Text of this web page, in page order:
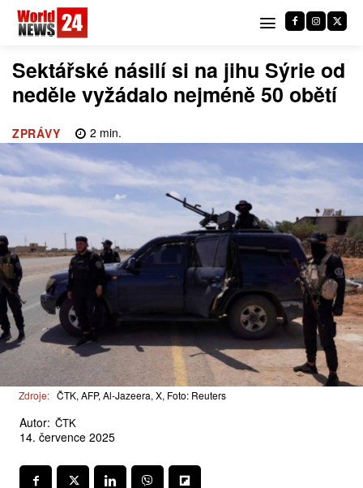
Sektářské násilí si na jihu Sýrie od
neděle vyžádalo nejméně 50 obětí
ZPRÁVY 2 min.
Zdroje: ČTK, AFP, Al-Jazeera, X, Foto: Reuters
Autor: ČTK
14. července 2025